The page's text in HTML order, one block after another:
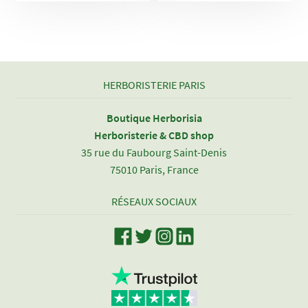
HERBORISTERIE PARIS
Boutique Herborisia
Herboristerie & CBD shop
35 rue du Faubourg Saint-Denis
75010 Paris, France
RÉSEAUX SOCIAUX